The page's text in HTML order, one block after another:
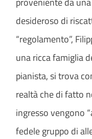
desideroso di
“regolamento”,
una ricca famiglia
pianista, si trova
realtà che di fatto
ingresso vengono
fedele gruppo di